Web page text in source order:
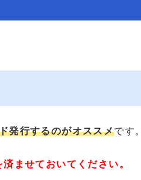
発行するのがオススメです。
ませておいてください。